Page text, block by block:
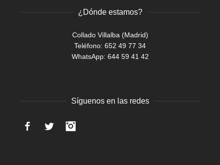
¿Dónde estamos?
Collado Villalba (Madrid)
Teléfono: 652 49 77 34
WhatsApp: 644 59 41 42
Síguenos en las redes
FacebookTwitter